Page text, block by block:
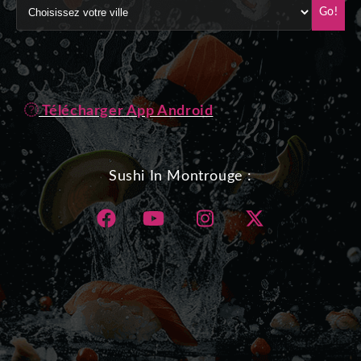
Go!
Télécharger App Android
Sushi In Montrouge :